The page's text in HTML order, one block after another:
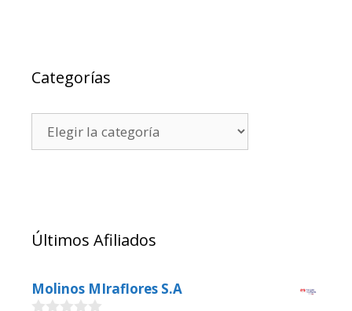
Categorías
Últimos Afiliados
Molinos MIraflores S.A